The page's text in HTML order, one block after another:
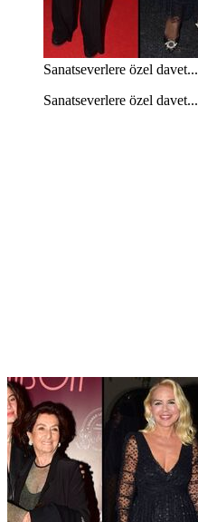
Sanatseverlere özel davet...
Sanatseverlere özel davet...